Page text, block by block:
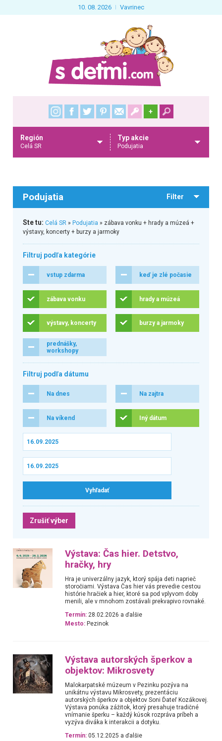
10. 08. 2026 Vavrinec
+
Región
Celá SR
Typ akcie
Podujatia
Podujatia Filter
Ste tu: Celá SR» Podujatia » zábava vonku + hrady a múzeá +
výstavy, koncerty + burzy a jarmoky
Filtruj podľa kategórie
vstup zdarma keď je zlé počasie
zábava vonku hrady a múzeá
výstavy, koncerty burzy a jarmoky
prednášky,
workshopy
Filtruj podľa dátumu
Na dnes Na zajtra
Na víkend Iný dátum
Zrušiť výber
Výstava: Čas hier. Detstvo,
hračky, hry
Hra je univerzálny jazyk, ktorý spája deti naprieč
storočiami. Výstava Čas hier vás prevedie cestou
histórie hračiek a hier, ktoré sa pod vplyvom doby
menili, ale v mnohom zostávali prekvapivo rovnaké.
Termín: 28.02.2026 a ďalšie
Mesto: Pezinok
Výstava autorských šperkov a
objektov: Mikrosvety
Malokarpatské múzeum v Pezinku pozýva na
unikátnu výstavu Mikrosvety, prezentáciu
autorských šperkov a objektov Soni Ďateľ Kozákovej.
Výstava ponúka zážitok, ktorý presahuje tradičné
vnímanie šperku – každý kúsok rozpráva príbeh a
vyzýva diváka k interakcii a dotyku.
Termín: 05.12.2025 a ďalšie